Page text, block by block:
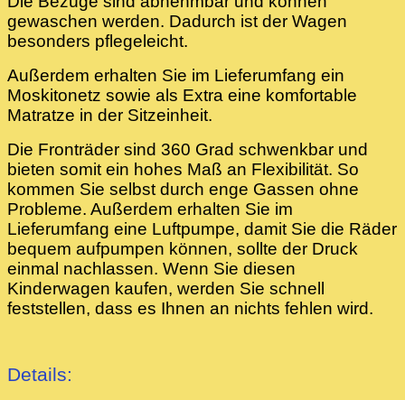
gewaschen werden. Dadurch ist der Wagen
besonders pflegeleicht.
Außerdem erhalten Sie im Lieferumfang ein
Moskitonetz sowie als Extra eine komfortable
Matratze in der Sitzeinheit.
Die Fronträder sind 360 Grad schwenkbar und
bieten somit ein hohes Maß an Flexibilität. So
kommen Sie selbst durch enge Gassen ohne
Probleme. Außerdem erhalten Sie im
Lieferumfang eine Luftpumpe, damit Sie die Räder
bequem aufpumpen können, sollte der Druck
einmal nachlassen. Wenn Sie diesen
Kinderwagen kaufen, werden Sie schnell
feststellen, dass es Ihnen an nichts fehlen wird.
Details: